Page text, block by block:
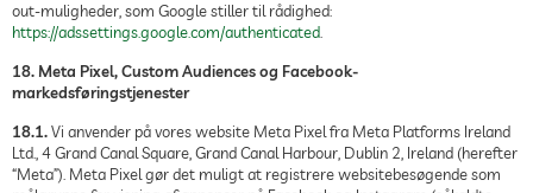
out-muligheder, som Google stiller til rådighed:
https://adssettings.google.com/authenticated
18. Meta Pixel, Custom Audiences og Facebook-
markedsføringstjenester
18.1.Vi anvender på vores website Meta Pixel fra Meta Platforms Ireland
Ltd., 4 Grand Canal Square, Grand Canal Harbour, Dublin 2, Ireland (herefter
“Meta”). Meta Pixel gør det muligt at registrere websitebesøgende som